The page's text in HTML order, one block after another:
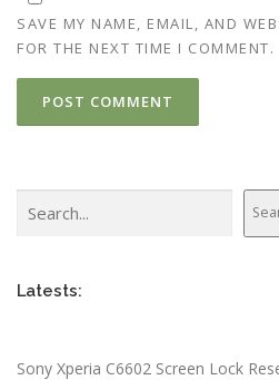
SAVE MY NAME, EMAIL, AND
FOR THE NEXT TIME I COMMENT.
Latests:
Sony Xperia C6602 Screen Lock